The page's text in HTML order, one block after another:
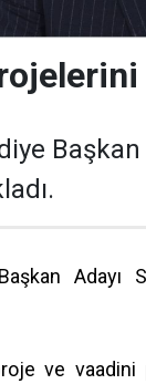
Adayı
ve vaadini